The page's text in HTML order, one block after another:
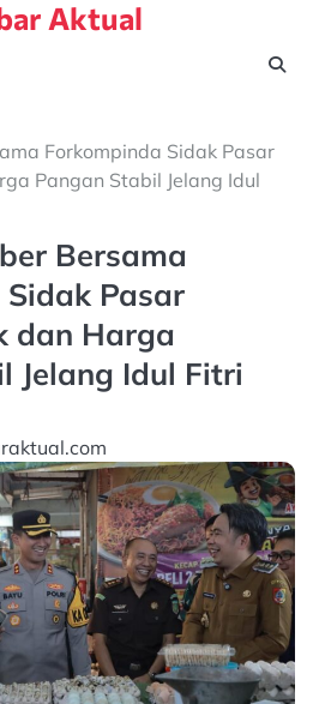
Aktual
Forkompinda Sidak Pasar
Pangan Stabil Jelang Idul
Bersama
Pasar
dan Harga
Jelang Idul Fitri